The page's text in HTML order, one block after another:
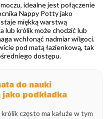
idealne jest połączenie
Nappy Potty jako
miękką warstwą
lub królik może chodzić lub
wchłonąć nadmiar wilgoci.
pod matą łazienkową, tak
dostępu.
do nauki
podkładka
często ma kałuże w tym